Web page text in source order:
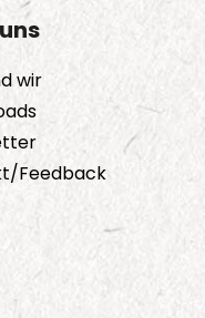
der
wir
Feedback